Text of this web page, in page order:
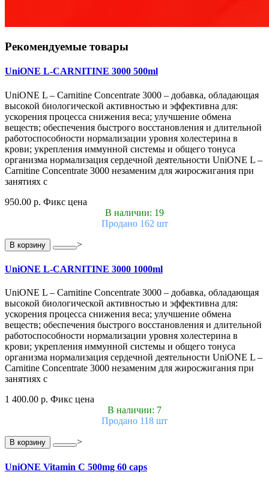
Рекомендуемые товары
UniONE L-CARNITINE 3000 500ml
UniONE L – Carnitine Concentrate 3000 – добавка, обладающая
высокой биологической активностью и эффективна для:
ускорения процесса снижения веса; улучшение обмена
веществ; обеспечения быстрого восстановления и длительной
работоспособности нормализации уровня холестерина в
крови; укрепления иммунной системы и общего тонуса
организма нормализация сердечной деятельности UniONE L –
Carnitine Concentrate 3000 незаменим для жиросжигания при
занятиях с
950.00 р. Фикс цена
В наличии: 19
Продано 162 шт
В корзину >
UniONE L-CARNITINE 3000 1000ml
UniONE L – Carnitine Concentrate 3000 – добавка, обладающая
высокой биологической активностью и эффективна для:
ускорения процесса снижения веса; улучшение обмена
веществ; обеспечения быстрого восстановления и длительной
работоспособности нормализации уровня холестерина в
крови; укрепления иммунной системы и общего тонуса
организма нормализация сердечной деятельности UniONE L –
Carnitine Concentrate 3000 незаменим для жиросжигания при
занятиях с
1 400.00 р. Фикс цена
В наличии: 7
Продано 118 шт
В корзину >
UniONE Vitamin С 500mg 60 caps